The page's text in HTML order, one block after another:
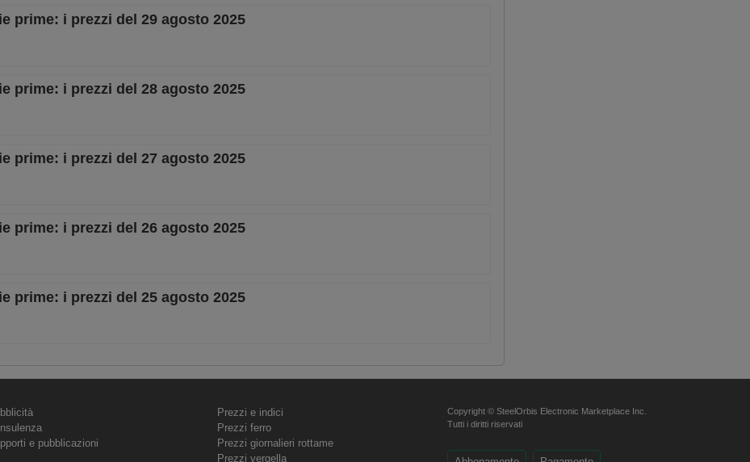
prime: i prezzi del 29 agosto 2025
prime: i prezzi del 28 agosto 2025
prime: i prezzi del 27 agosto 2025
prime: i prezzi del 26 agosto 2025
prime: i prezzi del 25 agosto 2025
e pubblicazioni
Prezzi e indici
Prezzi ferro
Prezzi giornalieri rottame
Prezzi vergella
Copyright © SteelOrbis Electronic Marketplace Inc.
Tutti i diritti riservati